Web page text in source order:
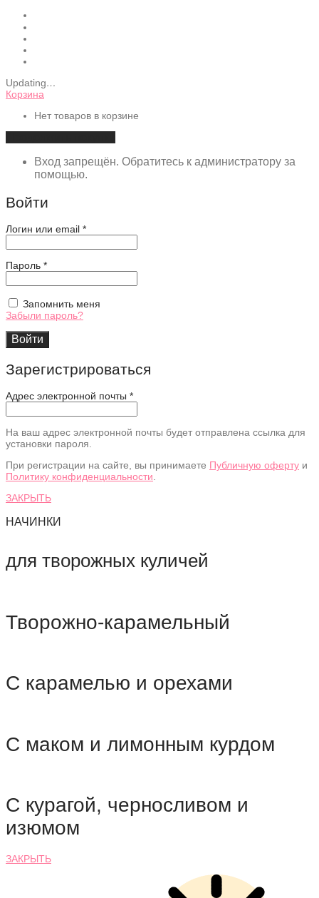
Updating…
Корзина
Нет товаров в корзине
Вход запрещён. Обратитесь к администратору за
помощью.
Войти
Логин или email *Обязательно
Пароль *Обязательно
Запомнить меня
Забыли пароль?
Войти
Зарегистрироваться
Адрес электронной почты *
На ваш адрес электронной почты будет отправлена ссылка для
установки пароля.
При регистрации на сайте, вы принимаете Публичную оферту и
Политику конфиденциальности
ЗАКРЫТЬ
НАЧИНКИ
для творожных куличей
Творожно-карамельный
С карамелью и орехами
С маком и лимонным курдом
С курагой, черносливом и
изюмом
ЗАКРЫТЬ